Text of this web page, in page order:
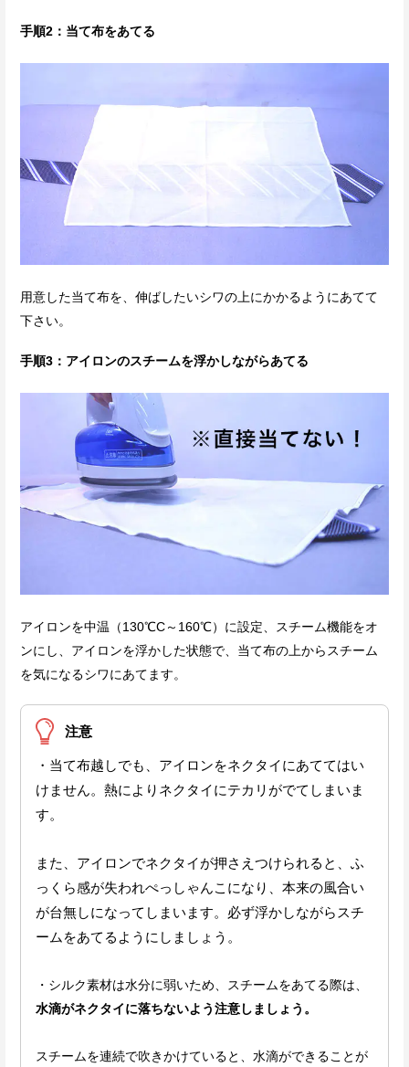
手順2：当て布をあてる
用意した当て布を、伸ばしたいシワの上にかかるようにあてて
下さい。
手順3：アイロンのスチームを浮かしながらあてる
アイロンを中温（130℃C～160℃）に設定、スチーム機能をオ
ンにし、アイロンを浮かした状態で、当て布の上からスチーム
を気になるシワにあてます。
注意
・当て布越しでも、アイロンをネクタイにあててはい
けません。熱によりネクタイにテカリがでてしまいま
す。
また、アイロンでネクタイが押さえつけられると、ふ
っくら感が失われぺっしゃんこになり、本来の風合い
が台無しになってしまいます。必ず浮かしながらスチ
ームをあてるようにしましょう。
・シルク素材は水分に弱いため、スチームをあてる際は、
水滴がネクタイに落ちないよう注意しましょう。
スチームを連続で吹きかけていると、水滴ができることが